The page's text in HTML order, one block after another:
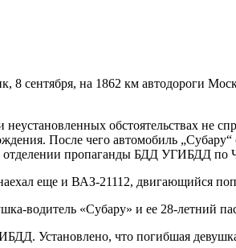
8 сентября, на 1862 км автодороги
обстоятельствах не
После чего автомобиль
пропаганды БДД УГИБДД по
еще и ВАЗ-21112, двигающийся
водитель «Субару» и ее 28-летний
Установлено, что погибшая